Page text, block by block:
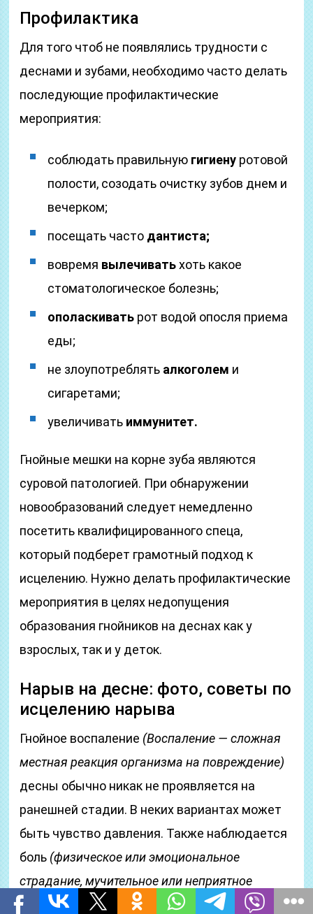
Профилактика
Для того чтоб не появлялись трудности с
деснами и зубами, необходимо часто делать
последующие профилактические
мероприятия:
соблюдать правильную гигиену ротовой
полости, созодать очистку зубов днем и
вечерком;
посещать часто дантиста;
вовремя вылечиватьхоть какое
стоматологическое болезнь;
ополаскивать рот водой опосля приема
еды;
не злоупотреблять алкоголем и
сигаретами;
увеличивать иммунитет.
Гнойные мешки на корне зуба являются
суровой патологией. При обнаружении
новообразований следует немедленно
посетить квалифицированного спеца,
который подберет грамотный подход к
исцелению. Нужно делать профилактические
мероприятия в целях недопущения
образования гнойников на деснах как у
взрослых, так и у деток.
Нарыв на десне: фото, советы по
исцелению нарыва
Гнойное воспаление (Воспаление — сложная
местная реакция организма на повреждение)
десны обычно никак не проявляется на
ранешней стадии. В неких вариантах может
быть чувство давления. Также наблюдается
боль (физическое или эмоциональное
страдание, мучительное или неприятное
ощущение)
во время пищи, а при очистке